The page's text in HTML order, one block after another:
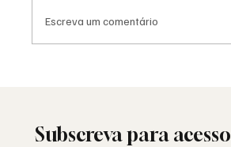
Escreva um comentário
Subscreva para acesso